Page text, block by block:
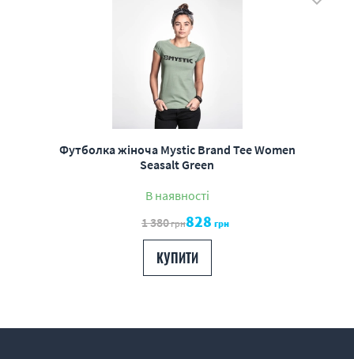
Футболка жіноча Mystic Brand Tee Women
Seasalt Green
В наявності
1 380грн828 грн
КУПИТИ